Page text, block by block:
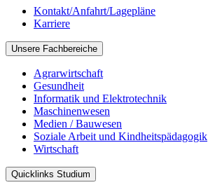
Kontakt/Anfahrt/Lagepläne
Karriere
Unsere Fachbereiche
Agrarwirtschaft
Gesundheit
Informatik und Elektrotechnik
Maschinenwesen
Medien / Bauwesen
Soziale Arbeit und Kindheitspädagogik
Wirtschaft
Quicklinks Studium